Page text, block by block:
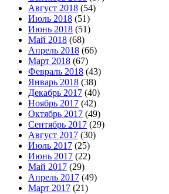
Август 2018 (54)
Июль 2018 (51)
Июнь 2018 (51)
Май 2018 (68)
Апрель 2018 (66)
Март 2018 (67)
Февраль 2018 (43)
Январь 2018 (38)
Декабрь 2017 (40)
Ноябрь 2017 (42)
Октябрь 2017 (49)
Сентябрь 2017 (29)
Август 2017 (30)
Июль 2017 (25)
Июнь 2017 (22)
Май 2017 (29)
Апрель 2017 (49)
Март 2017 (21)